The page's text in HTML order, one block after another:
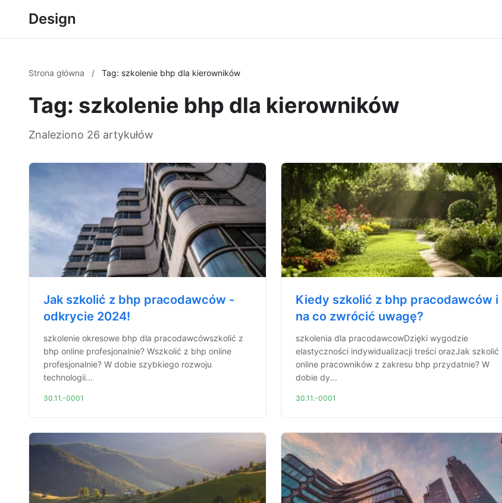
Design
Strona główna / Tag: szkolenie bhp dla kierowników
Tag: szkolenie bhp dla kierowników
Znaleziono 26 artykułów
Jak szkolić z bhp pracodawców -
odkrycie 2024!
szkolenie okresowe bhp dla pracodawcówszkolić z
bhp online profesjonalnie? Wszkolić z bhp online
profesjonalnie? W dobie szybkiego rozwoju
technologii...
30.11.-0001
Kiedy szkolić z bhp pracodawców i
na co zwrócić uwagę?
szkolenia dla pracodawcowDzięki wygodzie
elastyczności indywidualizacji treści orazJak szkolić
online pracowników z zakresu bhp przydatnie? W
dobie dy...
30.11.-0001